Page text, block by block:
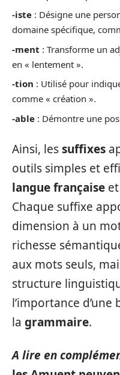
-iste : Désigne une
domaine spécifique,
-ment : Transforme un
en « lentement ».
-tion : Utilisé pour
comme « création ».
-able : Démontre une
Ainsi, lessuffixes
outils simples et
langue française
Chaque suffixe
dimension à un
richesse
aux mots seuls,
structure
l’importance
la grammaire.
A lire en